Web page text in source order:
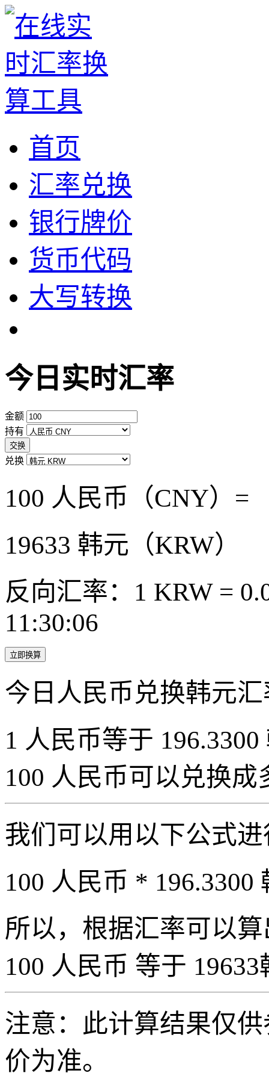
首页
汇率兑换
银行牌价
货币代码
大写转换
今日实时汇率
金额
持有
交换
兑换
100 人民币（CNY）=
19633 韩元（KRW）
反向汇率：1 KRW =
11:30:06
立即换算
今日人民币兑换韩元
1 人民币等于
100 人民币可以兑换成
我们可以用以下公式
100 人民币 * 196.3300
所以，根据汇率可以
100 人民币 等于
注意：此计算结果仅
价为准。